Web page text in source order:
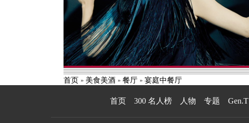
首页 美食美酒 餐厅 宴庭中餐厅
首页 300 名人榜 人物 专题 Gen.T